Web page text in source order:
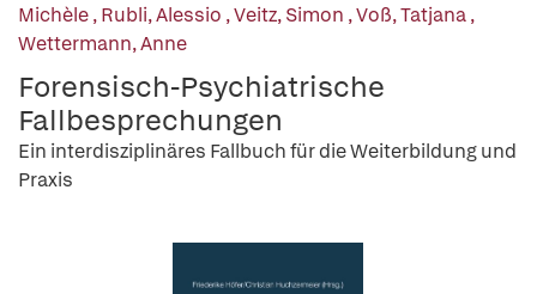
Michèle,Rubli, Alessio ,Veitz, Simon ,Voß, Tatjana,
Wettermann, Anne
Forensisch-Psychiatrische
Fallbesprechungen
Ein interdisziplinäres Fallbuch für die Weiterbildung und
Praxis